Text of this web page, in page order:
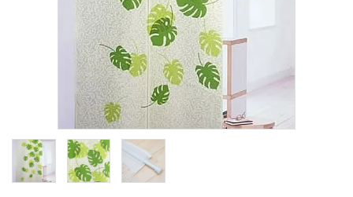
カテゴリーから探す
ガイドライン